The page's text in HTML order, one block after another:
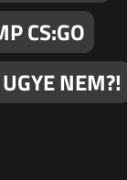
CS:GO
NEM?!